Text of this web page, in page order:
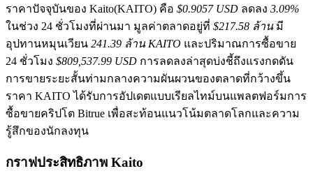
ฟิวเจอร์ส COIN-M
ฟิวเจอร์สสกุลเงินดิจิทัล
ราคาปัจจุบันของ Kaito(KAITO) คือ $0.9057 USD ลดลง 3.09%
ในช่วง 24 ชั่วโมงที่ผ่านมา มูลค่าตลาดอยู่ที่ $217.58 ล้าน มี
อุปทานหมุนเวียน 241.39 ล้าน KAITO และปริมาณการซื้อขาย
24 ชั่วโมง $809,537.99 USD การลดลงล่าสุดบ่งชี้ถึงแรงกดดัน
การขายระยะสั้นท่ามกลางความผันผวนของตลาดที่กว้างขึ้น
ราคา KAITO ได้รับการอัปเดตแบบเรียลไทม์บนแพลตฟอร์มการ
ซื้อขายคริปโต Bitrue เพื่อสะท้อนแนวโน้มตลาดโลกและความ
รู้สึกของนักลงทุน
กราฟประสิทธิภาพ Kaito